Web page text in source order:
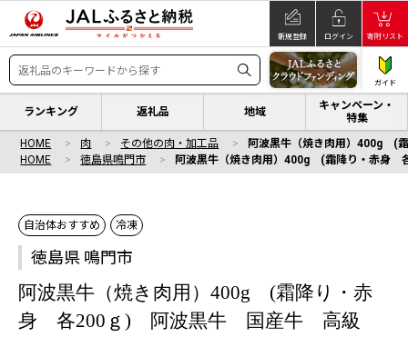
新規登録 ログイン 寄附リスト
ガイド
ランキング 返礼品 地域
キャンペーン・
特集
HOME 肉 その他の肉・加工品
阿波黒牛（焼き肉用）
HOME
徳島県鳴門市 阿波黒牛（焼き肉用）400g (霜降り・
自治体おすすめ 冷凍
徳島県 鳴門市
阿波黒牛（焼き肉用）400g (霜降り・赤
身 各200ｇ) 阿波黒牛 国産牛 高級